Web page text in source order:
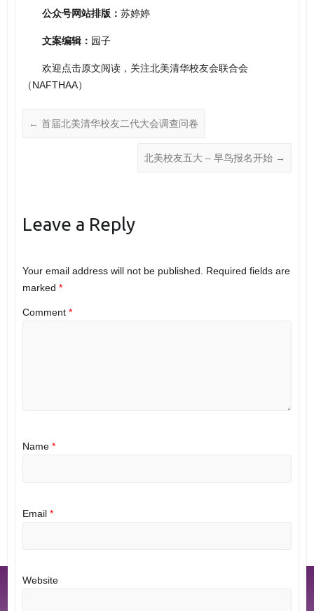
公众号网站排版： 苏婷婷
文案编辑： 园子
欢迎点击原文阅读，关注北美清华校友会联合会
（NAFTHAA）
← 首届北美清华校友二代大会调查问卷
北美校友五大 – 早鸟报名开始 →
Leave a Reply
Your email address will not be published.
Required fields are
marked *
Comment *
Name *
Email *
Website